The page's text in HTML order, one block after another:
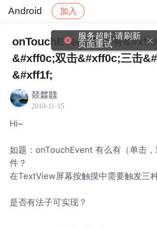
Android 加入
社区 Android 帖子详情
onTouchEvent 有么有
&#xff0c;双击&#xff0c;三击
&#xff1f;
燚㵘䲜
2010-11-15
Hi~
如题：onTouchEvent 有么有（单击
件？
在TextView屏幕按触摸中需要触发三种
是否有法子可实现？